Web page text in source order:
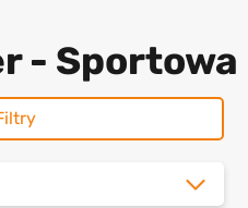
- Sportowa